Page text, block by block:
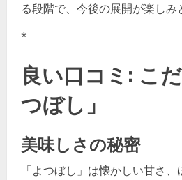
る段階で、今後の展開が楽しみ
*
良い口コミ: こ
つぼし」
美味しさの秘密
「よつぼし」は懐かしい甘さ